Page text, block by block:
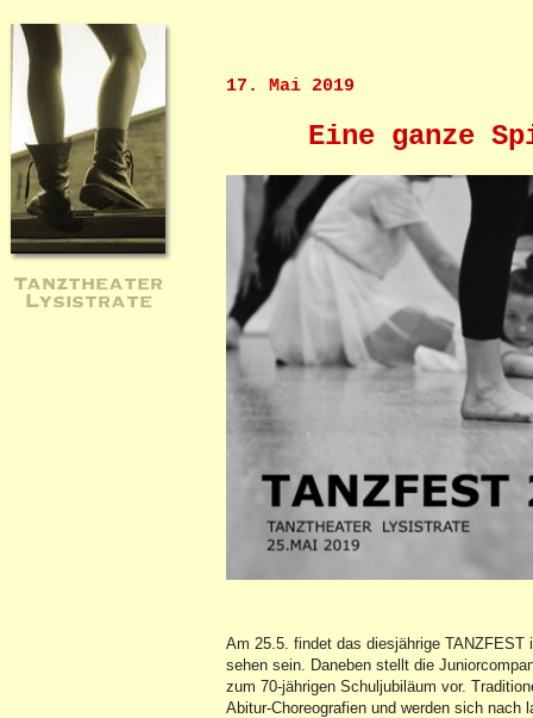
Tanztheater
Lysistrate
17. Mai 2019
Eine ganze
Am 25.5. findet das diesjährige
sehen sein. Daneben stellt die
zum 70-jährigen Schuljubiläum vor.
Abitur-Choreografien und werden sich